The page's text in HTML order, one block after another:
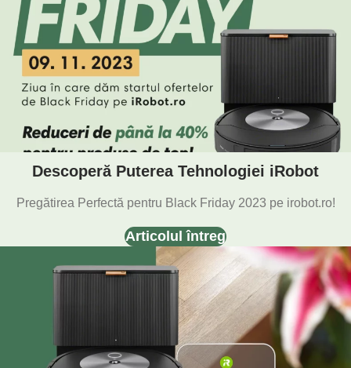
Descoperă Puterea Tehnologiei iRobot
Pregătirea Perfectă pentru Black Friday 2023 pe irobot.ro!
Articolul întreg